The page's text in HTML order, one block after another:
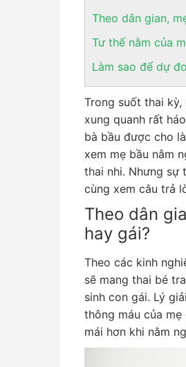
Theo dân gian,
Tư thế nằm của
Làm sao để dự
Trong suốt thai
xung quanh rất
bà bầu được cho
xem mẹ bầu nằm
thai nhi. Nhưng sự
cùng xem câu trả
Theo dân
hay gái?
Theo các kinh
sẽ mang thai bé
sinh con gái. Lý
thông máu của
mái hơn khi nằm